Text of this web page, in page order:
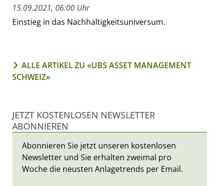
15.09.2021, 06:00 Uhr
Einstieg in das Nachhaltigkeitsuniversum.
ALLE ARTIKEL ZU «UBS ASSET MANAGEMENT
SCHWEIZ»
JETZT KOSTENLOSEN NEWSLETTER
ABONNIEREN
Abonnieren Sie jetzt unseren kostenlosen
Newsletter und Sie erhalten zweimal pro
Woche die neusten Anlagetrends per Email.